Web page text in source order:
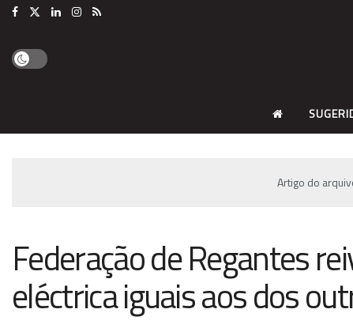
Artigo do
Federação de Regantes
eléctrica iguais aos dos